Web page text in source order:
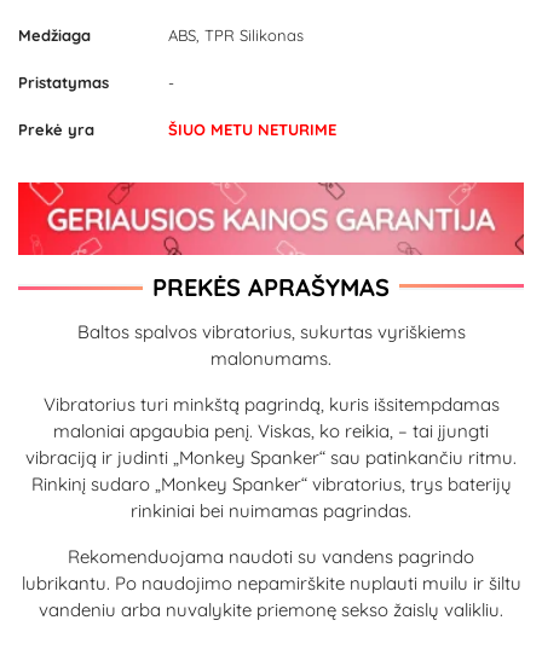
Medžiaga ABS, TPR Silikonas
Pristatymas -
Prekė yra ŠIUO METU NETURIME
PREKĖS APRAŠYMAS
Baltos spalvos vibratorius, sukurtas vyriškiems
malonumams.
Vibratorius turi minkštą pagrindą, kuris išsitempdamas
maloniai apgaubia penį. Viskas, ko reikia, – tai įjungti
vibraciją ir judinti „Monkey Spanker“ sau patinkančiu ritmu.
Rinkinį sudaro „Monkey Spanker“ vibratorius, trys baterijų
rinkiniai bei nuimamas pagrindas.
Rekomenduojama naudoti su vandens pagrindo
lubrikantu. Po naudojimo nepamirškite nuplauti muilu ir šiltu
vandeniu arba nuvalykite priemonę sekso žaislų valikliu.